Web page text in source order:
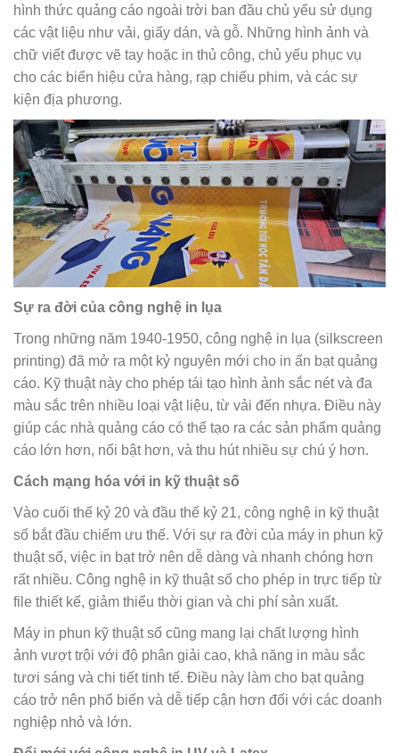
hình thức quảng cáo ngoài trời ban đầu chủ yếu sử dụng
các vật liệu như vải, giấy dán, và gỗ. Những hình ảnh và
chữ viết được vẽ tay hoặc in thủ công, chủ yếu phục vụ
cho các biển hiệu cửa hàng, rạp chiếu phim, và các sự
kiện địa phương.
Sự ra đời của công nghệ in lụa
Trong những năm 1940-1950, công nghệ in lụa (silkscreen
printing) đã mở ra một kỷ nguyên mới cho in ấn bạt quảng
cáo. Kỹ thuật này cho phép tái tạo hình ảnh sắc nét và đa
màu sắc trên nhiều loại vật liệu, từ vải đến nhựa. Điều này
giúp các nhà quảng cáo có thể tạo ra các sản phẩm quảng
cáo lớn hơn, nổi bật hơn, và thu hút nhiều sự chú ý hơn.
Cách mạng hóa với in kỹ thuật số
Vào cuối thế kỷ 20 và đầu thế kỷ 21, công nghệ in kỹ thuật
số bắt đầu chiếm ưu thế. Với sự ra đời của máy in phun kỹ
thuật số, việc in bạt trở nên dễ dàng và nhanh chóng hơn
rất nhiều. Công nghệ in kỹ thuật số cho phép in trực tiếp từ
file thiết kế, giảm thiểu thời gian và chi phí sản xuất.
Máy in phun kỹ thuật số cũng mang lại chất lượng hình
ảnh vượt trội với độ phân giải cao, khả năng in màu sắc
tươi sáng và chi tiết tinh tế. Điều này làm cho bạt quảng
cáo trở nên phổ biến và dễ tiếp cận hơn đối với các doanh
nghiệp nhỏ và lớn.